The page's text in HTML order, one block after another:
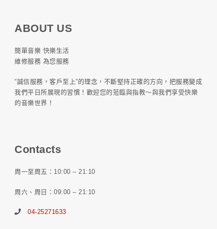
ABOUT US
簡單音樂 快樂生活
維修服務 為您服務
“誠信服務，客戶至上”的理念，不斷堅持正確的方向，把服務變成
我們平日所展現的習慣！歡迎您的蒞臨與指教～與我們享受快樂
的音樂世界！
Contacts
周一至周五：10:00 – 21:10
周六、周日：09:00 – 21:10
04-25271633